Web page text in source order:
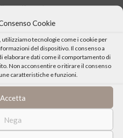
Cookie
tecnologie come i cookie per
del dispositivo. Il consenso a
elaborare dati come il comportamento di
Non acconsentire o ritirare il consenso
caratteristiche e funzioni.
Accetta
Nega
manifestazione
EVENTO